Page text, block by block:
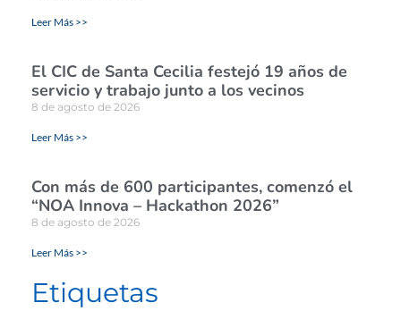
Leer Más >>
El CIC de Santa Cecilia festejó 19 años de
servicio y trabajo junto a los vecinos
8 de agosto de 2026
Leer Más >>
Con más de 600 participantes, comenzó el
“NOA Innova – Hackathon 2026”
8 de agosto de 2026
Leer Más >>
Etiquetas